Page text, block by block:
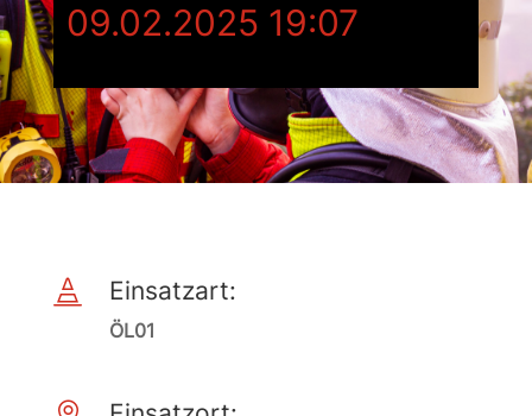
09.02.2025 19:07
 Einsatzart:
ÖL01